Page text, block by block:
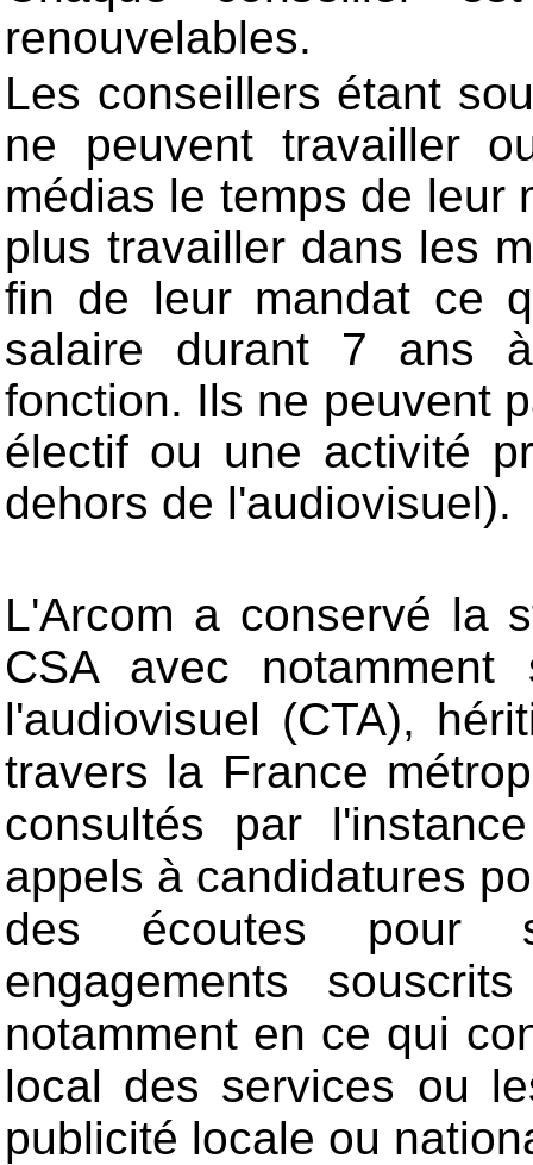
renouvelables.
Les conseillers étant
ne peuvent travailler
médias le temps de leur
plus travailler dans les
fin de leur mandat ce
salaire durant 7 ans
fonction. Ils ne peuvent
électif ou une activité
dehors de l'audiovisuel).
L'Arcom a conservé la
CSA avec notamment
l'audiovisuel (CTA),
travers la France
consultés par
appels à candidatures
des écoutes pour
engagements
notamment en ce qui
local des services ou
publicité locale ou